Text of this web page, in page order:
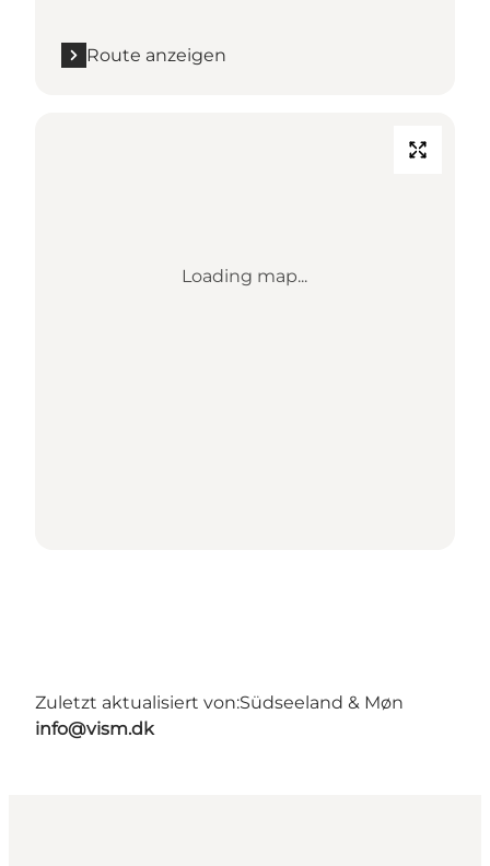
Route anzeigen
Loading map...
Zuletzt aktualisiert von:Südseeland & Møn
info@vism.dk